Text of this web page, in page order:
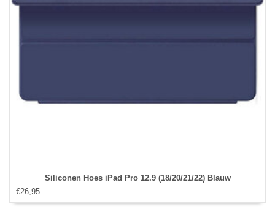
Siliconen Hoes iPad Pro 12.9 (18/20/21/22) Blauw
€26,95